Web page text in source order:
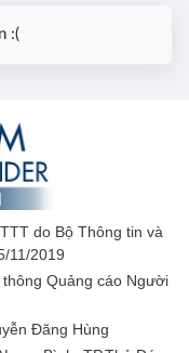
:(
do Bộ Thông tin và
11/2019
Quảng cáo Người
Đăng Hùng